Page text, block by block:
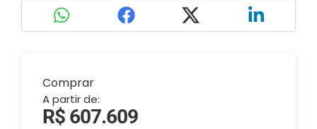
Comprar
A partir de:
R$ 607.609